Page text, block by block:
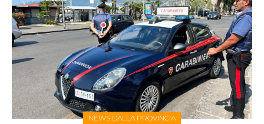
NEWS DALLA PROVINCIA